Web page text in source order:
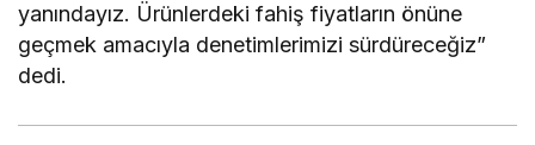
yanındayız. Ürünlerdeki fahiş fiyatların önüne
geçmek amacıyla denetimlerimizi sürdüreceğiz”
dedi.